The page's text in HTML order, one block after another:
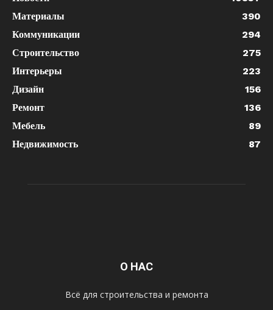
Материалы
390
Коммуникации
294
Строительство
275
Интерьеры
223
Дизайн
156
Ремонт
136
Мебель
89
Недвижимость
87
О НАС
Всё для строительства и ремонта